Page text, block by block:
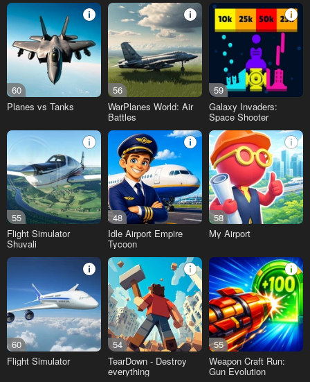
60
Planes vs Tanks
56
WarPlanes World: Air
Battles
59
Galaxy Invaders:
Space Shooter
55
Flight Simulator
Shuvali
48
Idle Airport Empire
Tycoon
58
My Airport
60
Flight Simulator
54
TearDown - Destroy
everything
55
Weapon Craft Run:
Gun Evolution